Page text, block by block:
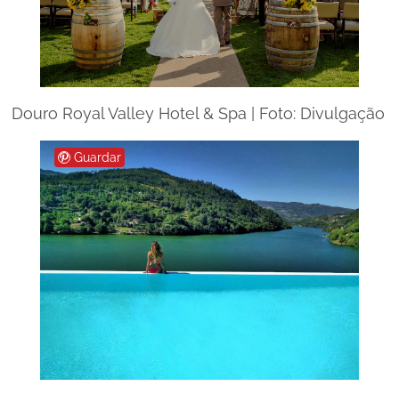
Douro Royal Valley Hotel & Spa | Foto: Divulgação
Guardar